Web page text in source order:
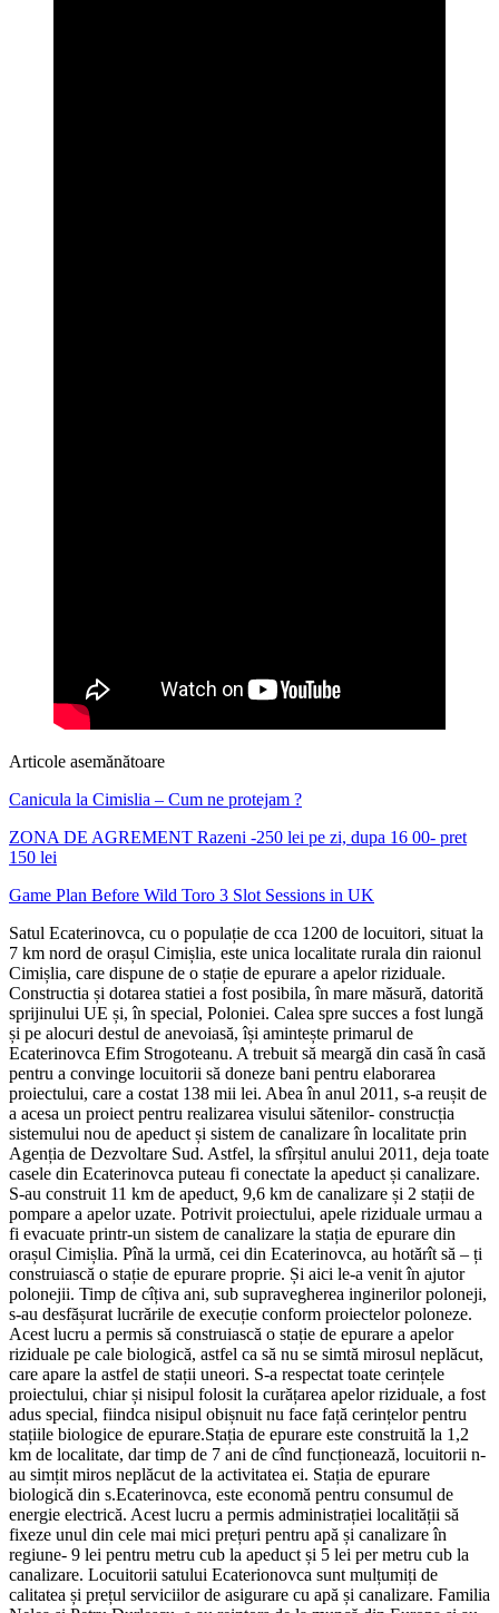
Articole asemănătoare
Canicula la Cimislia – Cum ne protejam ?
ZONA DE AGREMENT Razeni -250 lei pe zi, dupa 16 00- pret
150 lei
Game Plan Before Wild Toro 3 Slot Sessions in UK
Satul Ecaterinovca, cu o populație de cca 1200 de locuitori, situat la
7 km nord de orașul Cimișlia, este unica localitate rurala din raionul
Cimișlia, care dispune de o stație de epurare a apelor riziduale.
Constructia și dotarea statiei a fost posibila, în mare măsură, datorită
sprijinului UE și, în special, Poloniei. Calea spre succes a fost lungă
și pe alocuri destul de anevoiasă, își amintește primarul de
Ecaterinovca Efim Strogoteanu. A trebuit să meargă din casă în casă
pentru a convinge locuitorii să doneze bani pentru elaborarea
proiectului, care a costat 138 mii lei. Abea în anul 2011, s-a reușit de
a acesa un proiect pentru realizarea visului sătenilor- construcția
sistemului nou de apeduct și sistem de canalizare în localitate prin
Agenția de Dezvoltare Sud. Astfel, la sfîrșitul anului 2011, deja toate
casele din Ecaterinovca puteau fi conectate la apeduct și canalizare.
S-au construit 11 km de apeduct, 9,6 km de canalizare și 2 stații de
pompare a apelor uzate. Potrivit proiectului, apele riziduale urmau a
fi evacuate printr-un sistem de canalizare la stația de epurare din
orașul Cimișlia. Pînă la urmă, cei din Ecaterinovca, au hotărît să – ți
construiască o stație de epurare proprie. Și aici le-a venit în ajutor
polonejii. Timp de cîțiva ani, sub supravegherea inginerilor poloneji,
s-au desfășurat lucrările de execuție conform proiectelor poloneze.
Acest lucru a permis să construiască o stație de epurare a apelor
riziduale pe cale biologică, astfel ca să nu se simtă mirosul neplăcut,
care apare la astfel de stații uneori. S-a respectat toate cerințele
proiectului, chiar și nisipul folosit la curățarea apelor riziduale, a fost
adus special, fiindca nisipul obișnuit nu face față cerințelor pentru
stațiile biologice de epurare.Stația de epurare este construită la 1,2
km de localitate, dar timp de 7 ani de cînd funcționează, locuitorii n-
au simțit miros neplăcut de la activitatea ei. Stația de epurare
biologică din s.Ecaterinovca, este economă pentru consumul de
energie electrică. Acest lucru a permis administrației localității să
fixeze unul din cele mai mici prețuri pentru apă și canalizare în
regiune- 9 lei pentru metru cub la apeduct și 5 lei per metru cub la
canalizare. Locuitorii satului Ecaterionovca sunt mulțumiți de
calitatea și prețul serviciilor de asigurare cu apă și canalizare. Familia